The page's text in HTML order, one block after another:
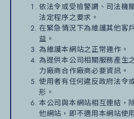
依法令或受檢警調、司法機
法定程序之要求。
在緊急情況下為維護其他客
益。
為維護本網站之正常運作。
為提供本公司相關服務產生
力廠商合作廠商必要資訊。
使用者有任何違反政府法令
形。
本公司與本網站相互連結，
他網站，即不適用本網站使